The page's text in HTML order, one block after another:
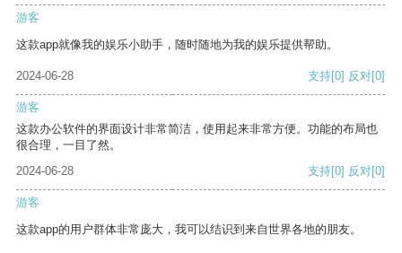
游客
这款app就像我的娱乐小助手，随时随地为我的娱乐提供帮助。
2024-06-28 支持[0] 反对[0]
游客
这款办公软件的界面设计非常简洁，使用起来非常方便。功能的布局也
很合理，一目了然。
2024-06-28
支持[0] 反对[0]
游客
这款app的用户群体非常庞大，我可以结识到来自世界各地的朋友。